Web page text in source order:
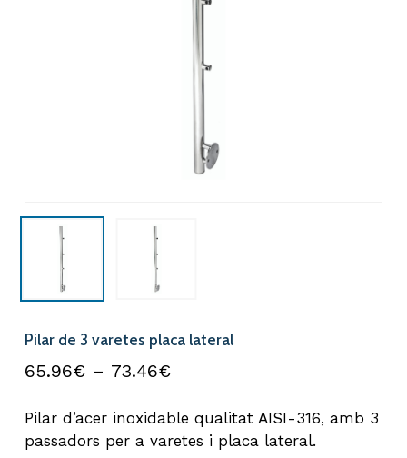
Pilar de 3 varetes placa lateral
65.96€ – 73.46€Interval
preus:
65.96€
Pilar d’acer inoxidable qualitat AISI-316, amb 3
passadors per a varetes i placa lateral.